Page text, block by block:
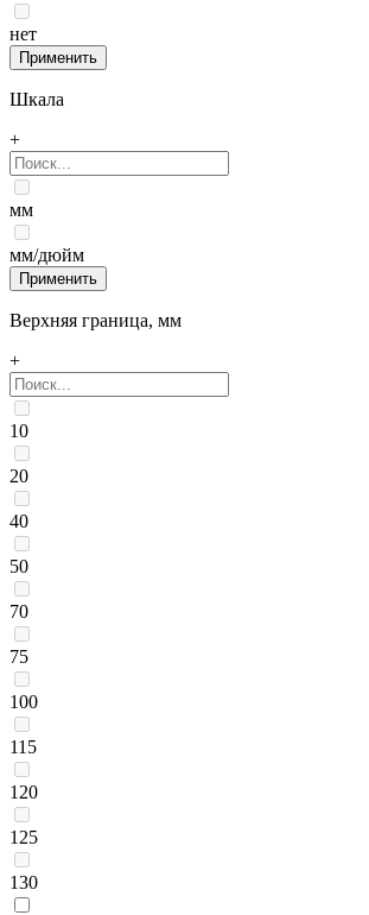
нет
Шкала
+
мм
мм/дюйм
Верхняя граница, мм
+
10
20
40
50
70
75
100
115
120
125
130